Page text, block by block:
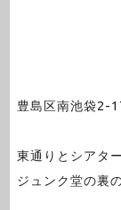
豊島区南池袋2-
東通りとシアタ
ジュンク堂の裏